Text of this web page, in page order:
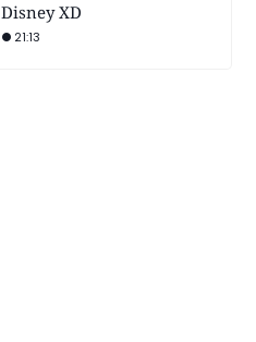
Disney XD
21:13